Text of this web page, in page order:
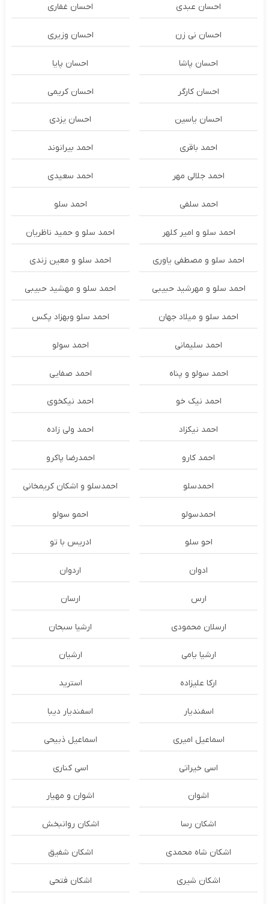
احسان عبدی احسان غفاری
احسان نی زن احسان وزیری
احسان پاشا احسان پایا
احسان کارگر احسان کریمی
احسان یاسین احسان یزدی
احمد باقری احمد بیرانوند
احمد جلالی مهر احمد سعیدی
احمد سلفی احمد سلو
احمد سلو و امیر کلهر احمد سلو و حمید ناظریان
احمد سلو و مصطفی یاوری احمد سلو و معین زندی
احمد سلو و مهرشید حبیبی احمد سلو و مهشید حبیبی
احمد سلو و میلاد جهان احمد سلو وبهزاد پکس
احمد سلیمانی احمد سولو
احمد سولو و پناه احمد صفایی
احمد نیک خو احمد نیکخوی
احمد نیکزاد احمد ولی زاده
احمد کارو احمدرضا پاکرو
احمدسلو احمدسلو و اشکان کریمخانی
احمدسولو احمو سولو
احو سلو ادریس با تو
ادوان اردوان
ارس ارسان
ارسلان محمودی ارشیا سبحان
ارشیا یامی ارشیان
ارکا علیزاده استرید
اسفندیار اسفندیار دیبا
اسماعیل امیری اسماعیل ذبیحی
اسی خیراتی اسی کناری
اشوان اشوان و مهیار
اشکان رسا اشکان روانبخش
اشکان شاه محمدی اشکان شفیق
اشکان شیری اشکان فتحی